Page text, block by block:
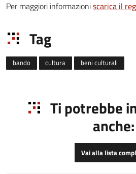
Per maggiori informazioniscarica il
Tag
bando cultura beni culturali
Ti potrebbe
anche:
Vai alla lista